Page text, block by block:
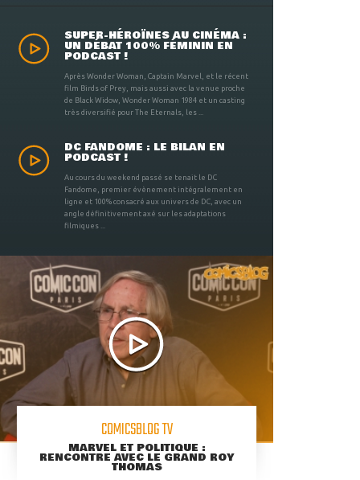
SUPER-HÉROÏNES AU CINÉMA :
UN DÉBAT 100% FÉMININ EN
PODCAST !
Après Wonder Woman, Captain Marvel, et le récent
film Birds of Prey, mais aussi avec la venue proche
de Black Widow, Wonder Woman 1984 et un casting
très diversifié pour The Eternals, les ...
DC FANDOME : LE BILAN EN
PODCAST !
Au cours du weekend passé se tenait le DC
Fandome, premier évènement intégralement en
ligne et 100% consacré aux univers de DC, avec un
angle définitivement axé sur les adaptations
filmiques ...
COMICSBLOG TV
MARVEL ET POLITIQUE :
RENCONTRE AVEC LE GRAND ROY
THOMAS